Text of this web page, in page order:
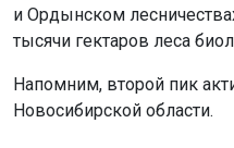
и Ордынском
тысячи гектаров леса
Напомним, второй пик
Новосибирской области.